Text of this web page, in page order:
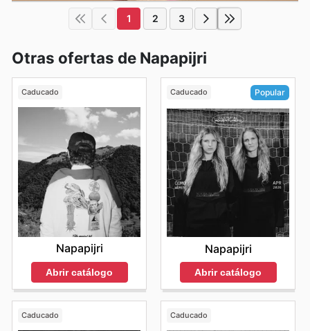
1 2 3
Otras ofertas de Napapijri
Caducado
Napapijri
Abrir catálogo
Caducado Popular
Napapijri
Abrir catálogo
Caducado Caducado